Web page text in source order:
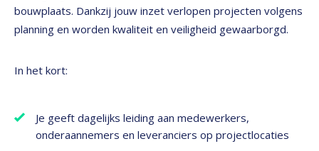
bouwplaats. Dankzij jouw inzet verlopen projecten volgens
planning en worden kwaliteit en veiligheid gewaarborgd.
In het kort:
Je geeft dagelijks leiding aan medewerkers,
onderaannemers en leveranciers op projectlocaties